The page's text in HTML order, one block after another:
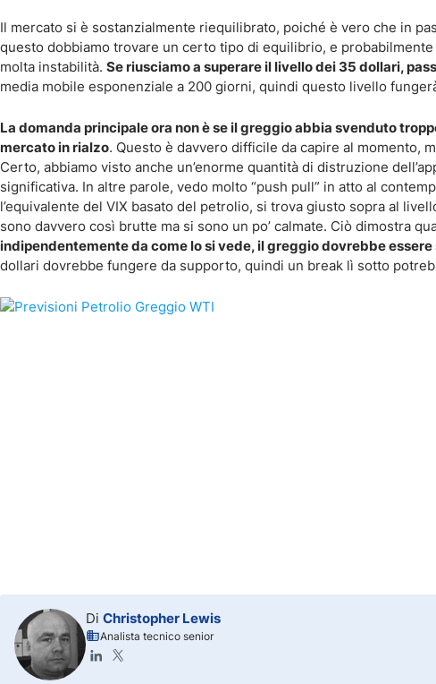
Il mercato si è sostanzialmente riequilibrato, poiché è vero che in
questo dobbiamo trovare un certo tipo di equilibrio, e
molta instabilità. Se riusciamo a superare il livello dei 35 dollari,
media mobile esponenziale a 200 giorni, quindi questo livello
La domanda principale ora non è se il greggio abbia svenduto
mercato in rialzo. Questo è davvero difficile da capire al momento,
Certo, abbiamo visto anche un’enorme quantità di distruzione
significativa. In altre parole, vedo molto “push pull” in atto al
l’equivalente del VIX basato del petrolio, si trova giusto sopra al
sono davvero così brutte ma si sono un po’ calmate. Ciò dimostra
indipendentemente da come lo si vede, il greggio dovrebbe
dollari dovrebbe fungere da supporto, quindi un break lì sotto
Di Christopher Lewis
Analista tecnico senior